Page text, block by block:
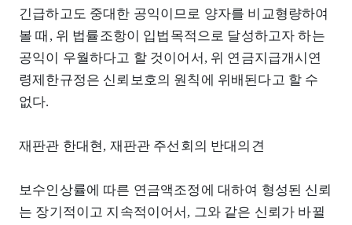
긴급하고도 중대한 공익이므로 양자를 비교형량하여
볼 때, 위 법률조항이 입법목적으로 달성하고자 하는
공익이 우월하다고 할 것이어서, 위 연금지급개시연
령제한규정은 신뢰보호의 원칙에 위배된다고 할 수
없다.
재판관 한대현, 재판관 주선회의 반대의견
보수인상률에 따른 연금액조정에 대하여 형성된 신뢰
는 장기적이고 지속적이어서, 그와 같은 신뢰가 바뀔